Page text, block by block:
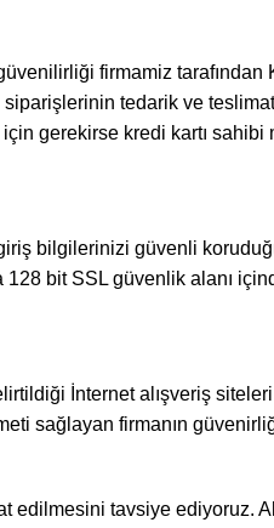
firmamiz tarafından
tedarik ve
gerekirse kredi kartı
bilgilerinizi güvenli
bit SSL güvenlik alanı
İnternet alışveriş
sağlayan firmanın
edilmesini tavsiye ediyoruz.